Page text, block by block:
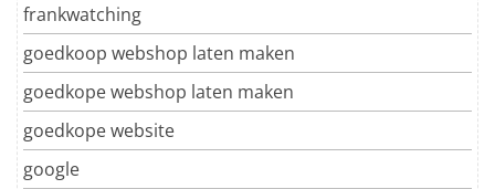
frankwatching
goedkoop webshop laten maken
goedkope webshop laten maken
goedkope website
google